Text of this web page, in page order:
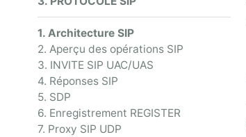
1. Architecture SIP
2. Aperçu des opérations SIP
3. INVITE SIP UAC/UAS
4. Réponses SIP
5. SDP
6. Enregistrement REGISTER
7. Proxy SIP UDP